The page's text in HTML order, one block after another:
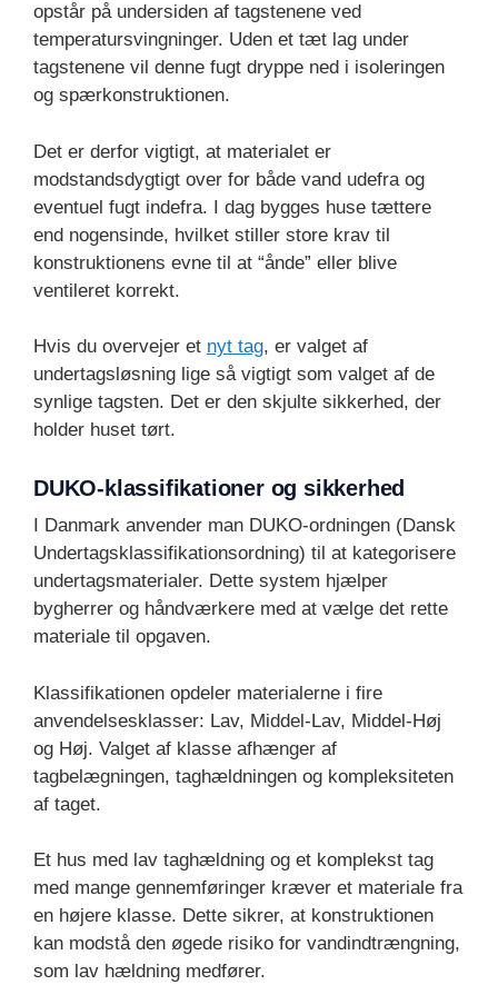
opstår på undersiden af tagstenene ved
temperatursvingninger. Uden et tæt lag under
tagstenene vil denne fugt dryppe ned i isoleringen
og spærkonstruktionen.
Det er derfor vigtigt, at materialet er
modstandsdygtigt over for både vand udefra og
eventuel fugt indefra. I dag bygges huse tættere
end nogensinde, hvilket stiller store krav til
konstruktionens evne til at “ånde” eller blive
ventileret korrekt.
Hvis du overvejer et nyt tag, er valget af
undertagsløsning lige så vigtigt som valget af de
synlige tagsten. Det er den skjulte sikkerhed, der
holder huset tørt.
DUKO-klassifikationer og sikkerhed
I Danmark anvender man DUKO-ordningen (Dansk
Undertagsklassifikationsordning) til at kategorisere
undertagsmaterialer. Dette system hjælper
bygherrer og håndværkere med at vælge det rette
materiale til opgaven.
Klassifikationen opdeler materialerne i fire
anvendelsesklasser: Lav, Middel-Lav, Middel-Høj
og Høj. Valget af klasse afhænger af
tagbelægningen, taghældningen og kompleksiteten
af taget.
Et hus med lav taghældning og et komplekst tag
med mange gennemføringer kræver et materiale fra
en højere klasse. Dette sikrer, at konstruktionen
kan modstå den øgede risiko for vandindtrængning,
som lav hældning medfører.